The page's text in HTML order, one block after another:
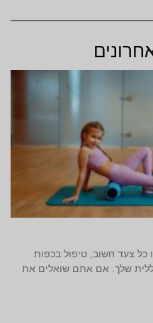
כל צעד חשוב, טיפול בכפות
שלך. אם אתם שואלים את